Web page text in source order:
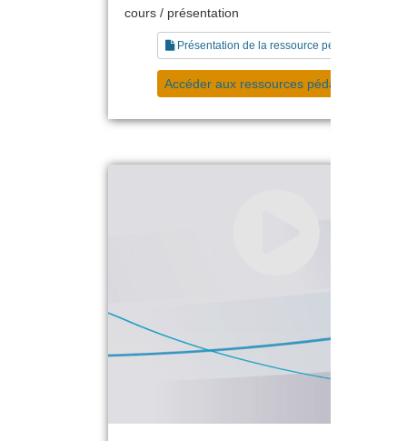
cours / présentation
Présentation de la ressource pédagogique
Accéder aux ressources pédagogiques